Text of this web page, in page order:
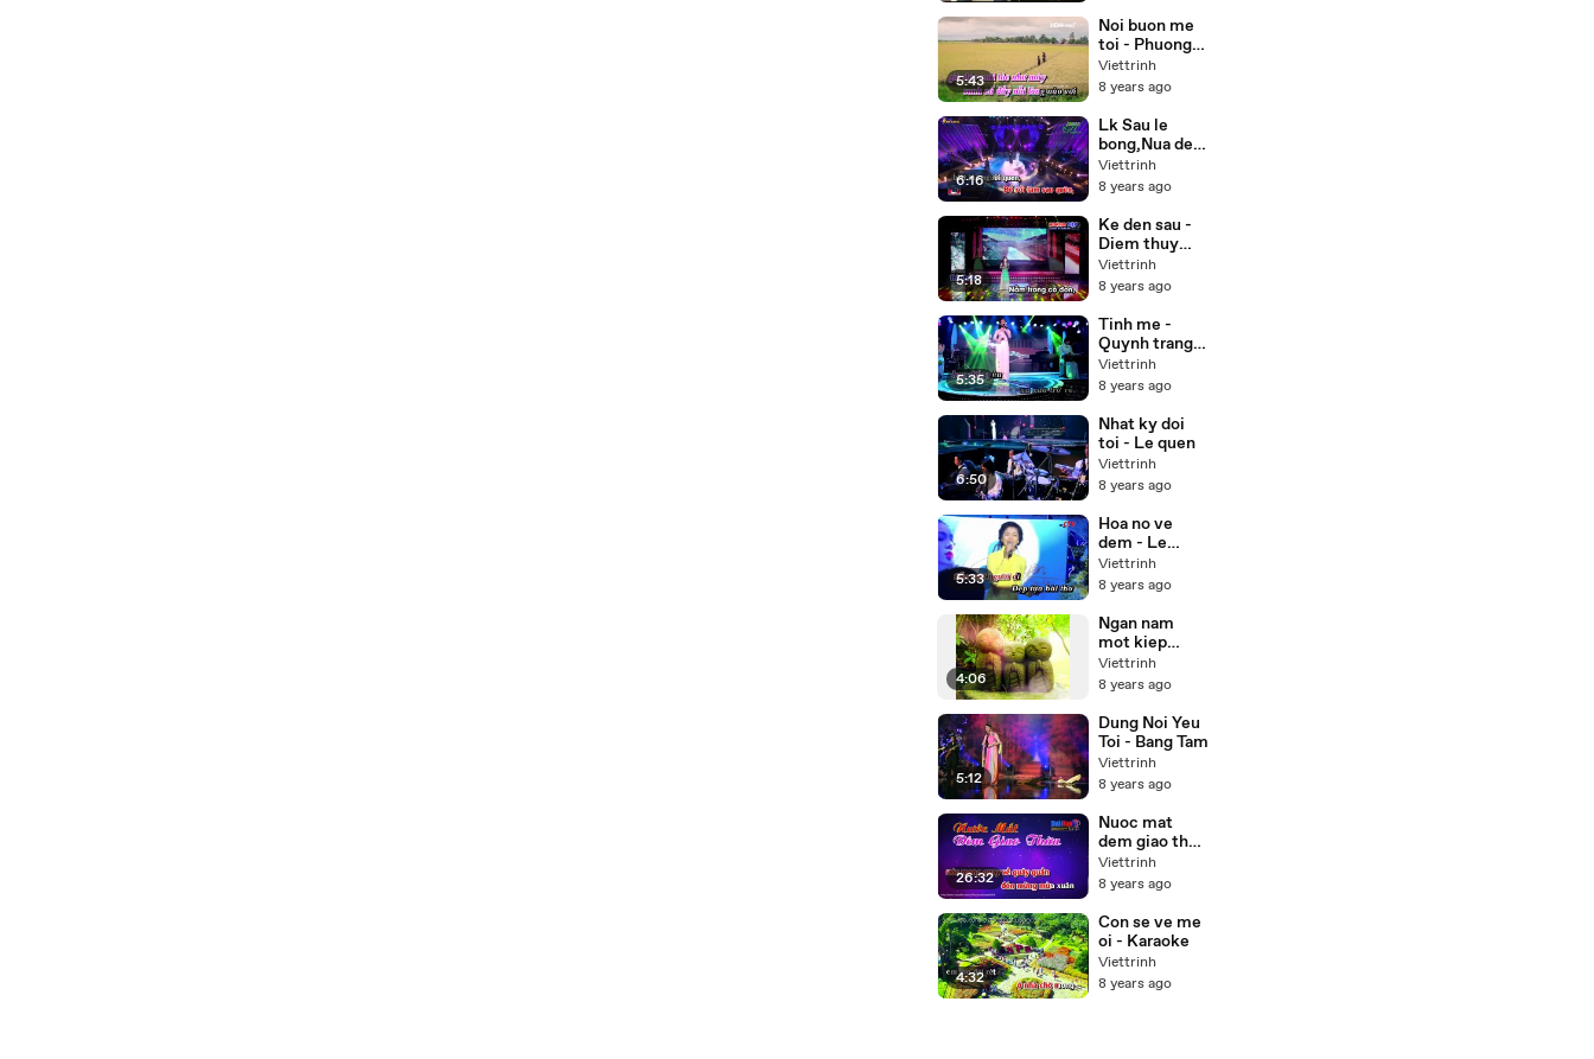
tiếng 55 tập
trọn bộ
5:43
Noi buon me
toi - Phuong
my chi,Thuy
duong Beat
Viettrinh
8 years ago
6:16
Lk Sau le
bong,Nua dem
ngoai pho -
Cong
nhan Karaoke
Viettrinh
8 years ago
5:18
Ke den sau -
Diem thuy
Karaoke
Viettrinh
8 years ago
5:35
Tinh me -
Quynh trang (
Karaoke Beat
)
Viettrinh
8 years ago
6:50
Nhat ky doi
toi - Le quen
Viettrinh
8 years ago
5:33
Hoa no ve
dem - Le
quyen
Karaoke
Viettrinh
8 years ago
4:06
Ngan nam
mot kiep
nguoi
Viettrinh
8 years ago
5:12
Dung Noi Yeu
Toi - Bang Tam
Viettrinh
8 years ago
26:32
Nuoc mat
dem giao thua
- Karaoke
Viettrinh
8 years ago
4:32
Con se ve me
oi - Karaoke
Viettrinh
8 years ago